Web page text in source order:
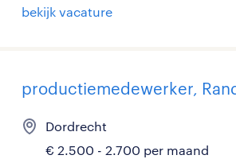
bekijk vacature
productiemedewerker,
Dordrecht
€ 2.500 - 2.700 per maand